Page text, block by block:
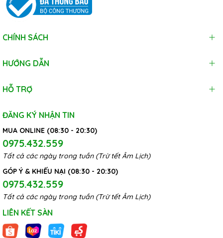
CHÍNH SÁCH
HƯỚNG DẪN
HỖ TRỢ
ĐĂNG KÝ NHẬN TIN
MUA ONLINE (08:30 - 20:30)
0975.432.559
Tất cả các ngày trong tuần (Trừ tết Âm Lịch)
GÓP Ý & KHIẾU NẠI (08:30 - 20:30)
0975.432.559
Tất cả các ngày trong tuần (Trừ tết Âm Lịch)
LIÊN KẾT SÀN